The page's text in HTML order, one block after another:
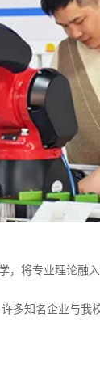
，将专业理论融
多知名企业与